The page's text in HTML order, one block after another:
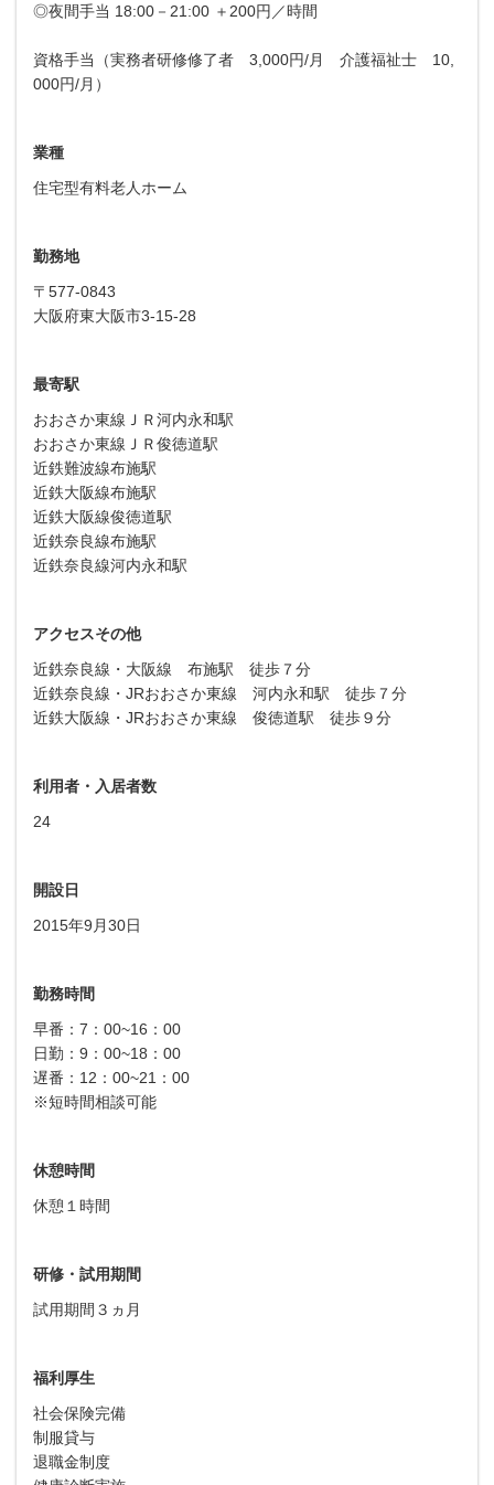
◎夜間手当 18:00－21:00 ＋200円／時間
資格手当（実務者研修修了者 3,000円/月 介護福祉士 10,
000円/月）
業種
住宅型有料老人ホーム
勤務地
〒577-0843
大阪府東大阪市3-15-28
最寄駅
おおさか東線ＪＲ河内永和駅
おおさか東線ＪＲ俊徳道駅
近鉄難波線布施駅
近鉄大阪線布施駅
近鉄大阪線俊徳道駅
近鉄奈良線布施駅
近鉄奈良線河内永和駅
アクセスその他
近鉄奈良線・大阪線 布施駅 徒歩７分
近鉄奈良線・JRおおさか東線 河内永和駅 徒歩７分
近鉄大阪線・JRおおさか東線 俊徳道駅 徒歩９分
利用者・入居者数
24
開設日
2015年9月30日
勤務時間
早番：7：00~16：00
日勤：9：00~18：00
遅番：12：00~21：00
※短時間相談可能
休憩時間
休憩１時間
研修・試用期間
試用期間３ヵ月
福利厚生
社会保険完備
制服貸与
退職金制度